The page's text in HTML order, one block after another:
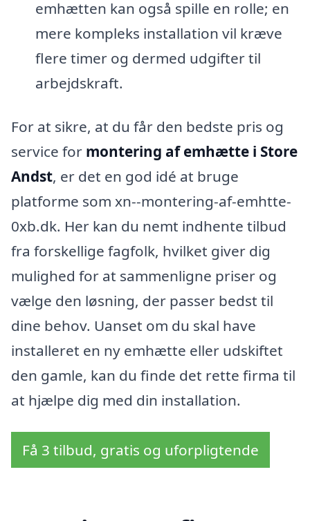
emhætten kan også spille en rolle; en
mere kompleks installation vil kræve
flere timer og dermed udgifter til
arbejdskraft.
For at sikre, at du får den bedste pris og
service for montering af emhætte i Store
Andst, er det en god idé at bruge
platforme som xn--montering-af-emhtte-
0xb.dk. Her kan du nemt indhente tilbud
fra forskellige fagfolk, hvilket giver dig
mulighed for at sammenligne priser og
vælge den løsning, der passer bedst til
dine behov. Uanset om du skal have
installeret en ny emhætte eller udskiftet
den gamle, kan du finde det rette firma til
at hjælpe dig med din installation.
Få 3 tilbud, gratis og uforpligtende